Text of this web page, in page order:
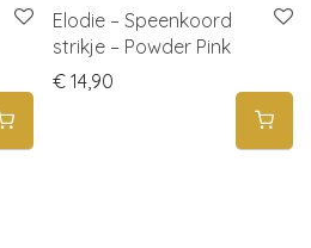
Elodie – Speenkoord
strikje – Powder Pink
€ 14,90